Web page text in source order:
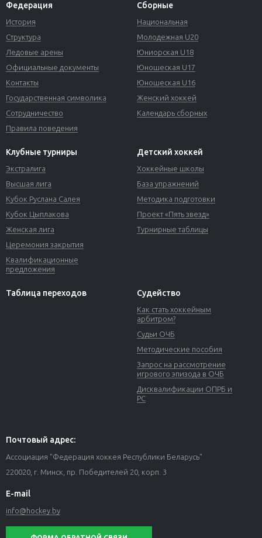
Федерация
История
Структура
Ледовые арены
Официальные документы
Контакты
Государственная символика
Сотрудничество
Правила поведения
Сборные
Национальная
Молодежная U20
Юниорская U18
Юношеская U17
Юношеская U16
Женский хоккей
Календарь сборных
Клубные турниры
Экстралига
Высшая лига
Кубок Руслана Салея
Кубок Цыплакова
Женская лига
Церемония закрытия
Квалификационные
предложения
Детский хоккей
Хоккейные школы
База упражнений
Методика подготовки
Проект «Пять звезд»
Турнирные таблицы
Таблица переходов Судейство
Как стать хоккейным
арбитром?
Судьи ОЧБ
Методические пособия
Запрос на рассмотрение
игрового эпизода в ОЧБ
Дисквалификации ОПРБ и
РС
Почтовый адрес:
Ассоциация "Федерация хоккея Республики Беларусь"
220020, г. Минск, пр. Победителей 20, корп. 3
E-mail
info@hockey.by